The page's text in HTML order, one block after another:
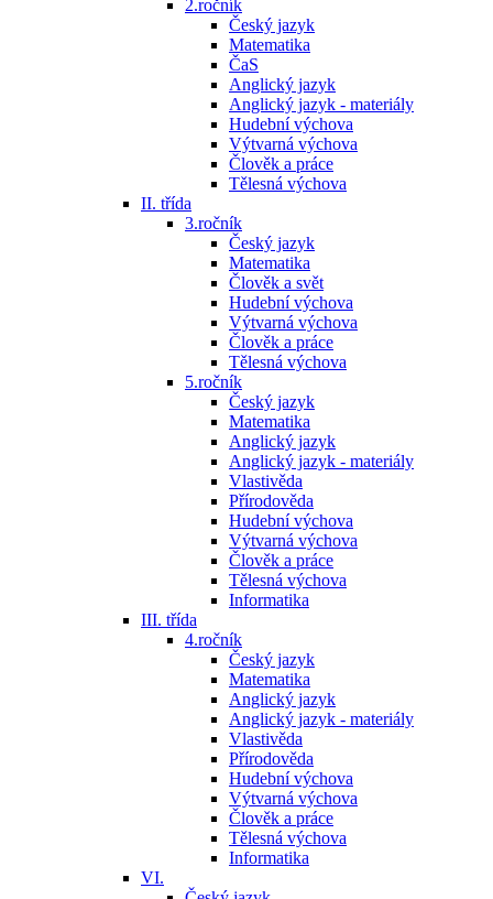
2.ročník
Český jazyk
Matematika
ČaS
Anglický jazyk
Anglický jazyk - materiály
Hudební výchova
Výtvarná výchova
Člověk a práce
Tělesná výchova
II. třída
3.ročník
Český jazyk
Matematika
Člověk a svět
Hudební výchova
Výtvarná výchova
Člověk a práce
Tělesná výchova
5.ročník
Český jazyk
Matematika
Anglický jazyk
Anglický jazyk - materiály
Vlastivěda
Přírodověda
Hudební výchova
Výtvarná výchova
Člověk a práce
Tělesná výchova
Informatika
III. třída
4.ročník
Český jazyk
Matematika
Anglický jazyk
Anglický jazyk - materiály
Vlastivěda
Přírodověda
Hudební výchova
Výtvarná výchova
Člověk a práce
Tělesná výchova
Informatika
VI.